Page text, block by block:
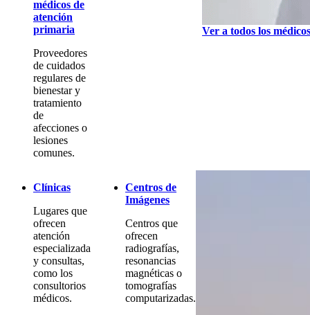
médicos de
atención
primaria
Proveedores
de cuidados
regulares de
bienestar y
tratamiento
de
afecciones o
lesiones
comunes.
Ver a todos los médicos
Clínicas
Lugares que
ofrecen
atención
especializada
y consultas,
como los
consultorios
médicos.
Centros de
Imágenes
Centros que
ofrecen
radiografías,
resonancias
magnéticas o
tomografías
computarizadas.